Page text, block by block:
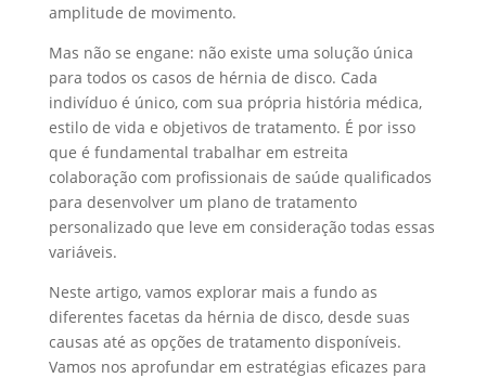
amplitude de movimento.
Mas não se engane: não existe uma solução única
para todos os casos de hérnia de disco. Cada
indivíduo é único, com sua própria história médica,
estilo de vida e objetivos de tratamento. É por isso
que é fundamental trabalhar em estreita
colaboração com profissionais de saúde qualificados
para desenvolver um plano de tratamento
personalizado que leve em consideração todas essas
variáveis.
Neste artigo, vamos explorar mais a fundo as
diferentes facetas da hérnia de disco, desde suas
causas até as opções de tratamento disponíveis.
Vamos nos aprofundar em estratégias eficazes para